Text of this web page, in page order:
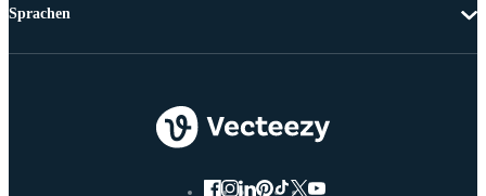
Sprachen